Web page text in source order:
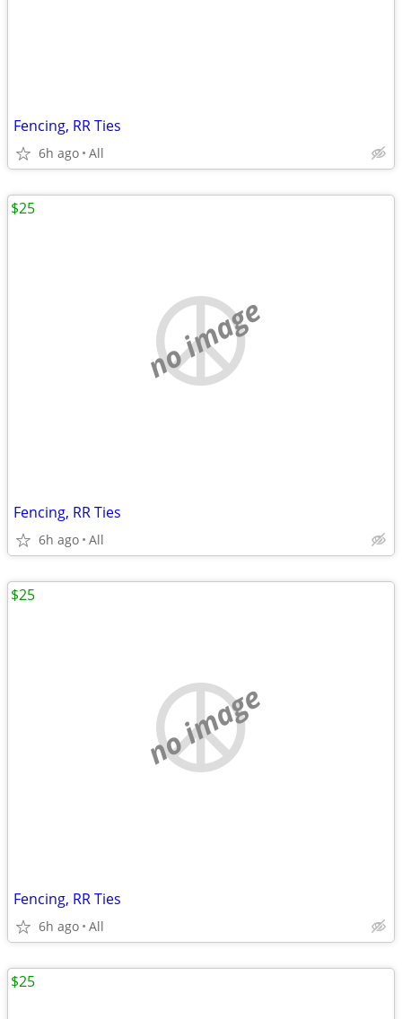
Fencing, RR Ties
6h ago All
no image
Fencing, RR Ties
6h ago All
$25
no image
Fencing, RR Ties
6h ago All
$25
$25